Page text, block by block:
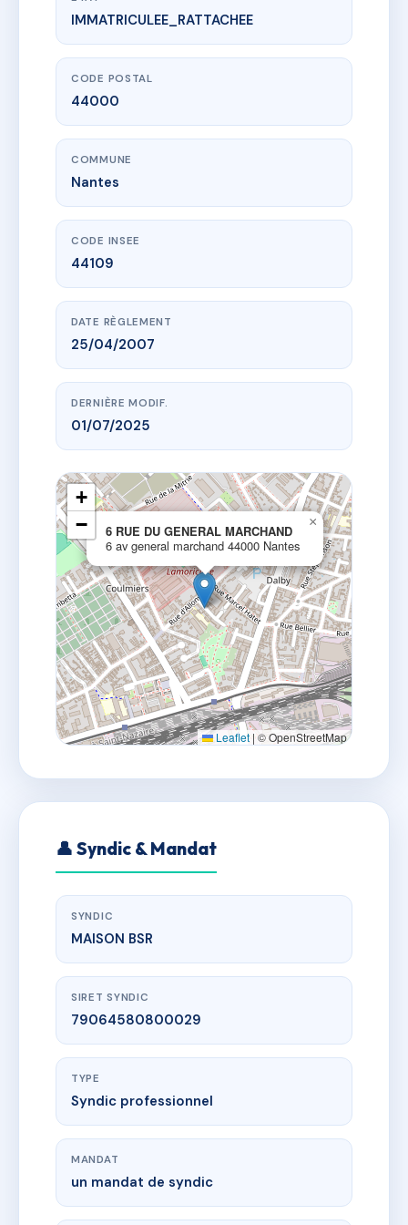
www.vme.plus/AC6465470
6 RUE DU GENERAL MARCHAND
6 av general marchand
IMMATRICULEE_RATTACHEE
CODE POSTAL
44000
COMMUNE
Nantes
CODE INSEE
44109
DATE RÈGLEMENT
25/04/2007
DERNIÈRE MODIF.
01/07/2025
6 RUE DU GENERAL MARCHAND
6 av general marchand 44000 Nantes
×
+
−
Leaflet|© OpenStreetMap
👤 Syndic & Mandat
SYNDIC
MAISON BSR
SIRET SYNDIC
79064580800029
TYPE
Syndic professionnel
MANDAT
un mandat de syndic